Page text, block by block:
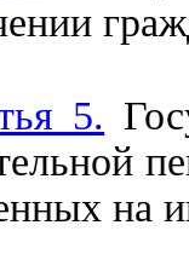
5.
на